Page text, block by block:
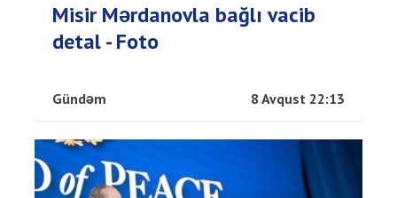
Misir Mərdanovla bağlı vacib
detal - Foto
Gündəm 8 Avqust 22:13